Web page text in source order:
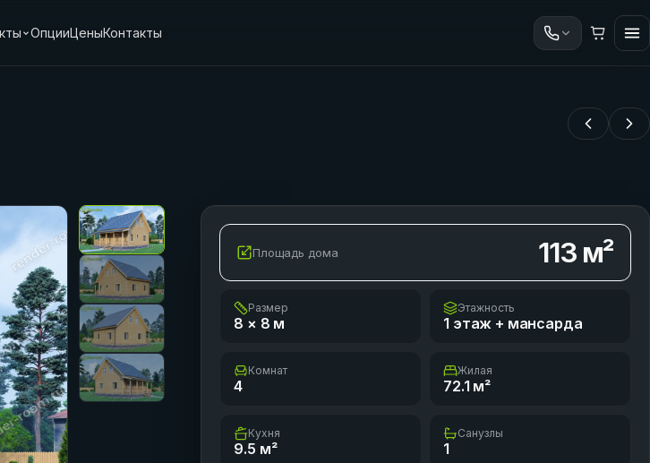
ОпцииЦеныКонтакты
Площадь дома 113м²
Размер
8 × 8 м
Этажность
1 этаж + мансарда
Комнат
4
Жилая
72.1 м²
Кухня
9.5 м²
Санузлы
1